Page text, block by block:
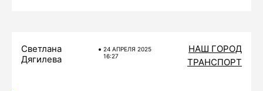
Светлана
Дягилева
24 АПРЕЛЯ 2025
16:27
НАШ ГОРОД
ТРАНСПОРТ